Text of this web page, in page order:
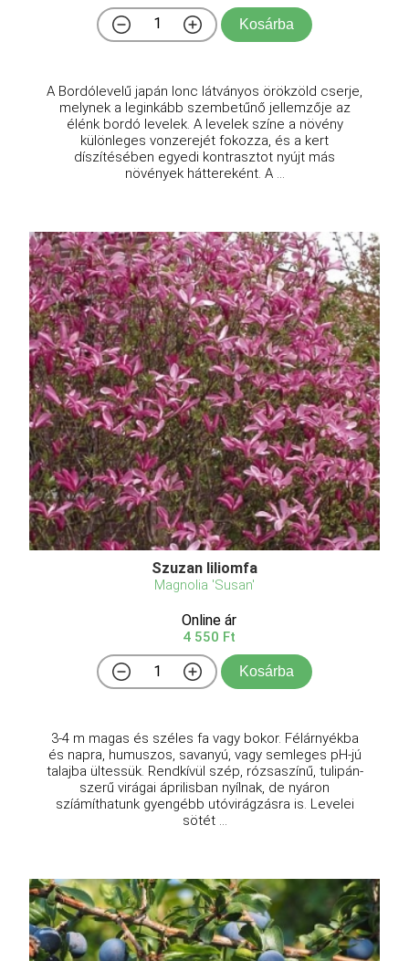
Kosárba
A Bordólevelű japán lonc látványos örökzöld cserje,
melynek a leginkább szembetűnő jellemzője az
élénk bordó levelek. A levelek színe a növény
különleges vonzerejét fokozza, és a kert
díszítésében egyedi kontrasztot nyújt más
növények háttereként. A ...
Szuzan liliomfa
Magnolia 'Susan'
Online ár
4 550 Ft
Kosárba
3-4 m magas és széles fa vagy bokor. Félárnyékba
és napra, humuszos, savanyú, vagy semleges pH-jú
talajba ültessük. Rendkívül szép, rózsaszínű, tulipán-
szerű virágai áprilisban nyílnak, de nyáron
szíámíthatunk gyengébb utóvirágzásra is. Levelei
sötét ...